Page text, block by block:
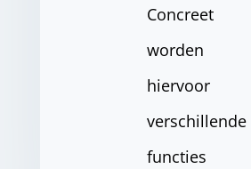
Concreet
worden
hiervoor
verschillende
functies